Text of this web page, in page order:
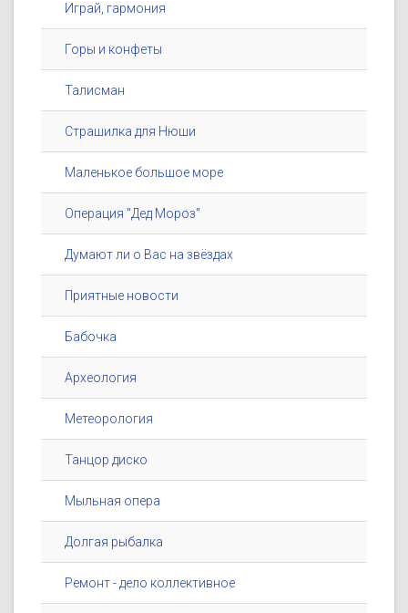
Играй, гармония
Горы и конфеты
Талисман
Страшилка для Нюши
Маленькое большое море
Операция "Дед Мороз"
Думают ли о Вас на звёздах
Приятные новости
Бабочка
Археология
Метеорология
Танцор диско
Мыльная опера
Долгая рыбалка
Ремонт - дело коллективное